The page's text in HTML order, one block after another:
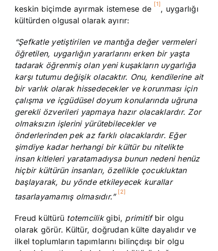
keskin biçimde ayırmak istemese de [1], uygarlığı
kültürden olgusal olarak ayırır:
“Şefkatle yetiştirilen ve mantığa değer vermeleri
öğretilen, uygarlığın yararlarını erken bir yaşta
tadarak öğrenmiş olan yeni kuşakların uygarlığa
karşı tutumu değişik olacaktır. Onu, kendilerine ait
bir varlık olarak hissedecekler ve korunması için
çalışma ve içgüdüsel doyum konularında uğruna
gerekli özverileri yapmaya hazır olacaklardır. Zor
olmaksızın işlerini yürütebilecekler ve
önderlerinden pek az farklı olacaklardır. Eğer
şimdiye kadar herhangi bir kültür bu nitelikte
insan kitleleri yaratamadıysa bunun nedeni henüz
hiçbir kültürün insanları, özellikle çocukluktan
başlayarak, bu yönde etkileyecek kurallar
tasarlayamamış olmasıdır.” [2]
Freud kültürü totemcilikgibi, primitifbir olgu
olarak görür. Kültür, doğrudan külte dayalıdır ve
ilkel toplumların tapımlarını bilinçdışı bir olgu